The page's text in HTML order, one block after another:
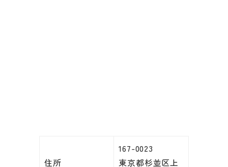
住所
167-0023
東京都杉並区上